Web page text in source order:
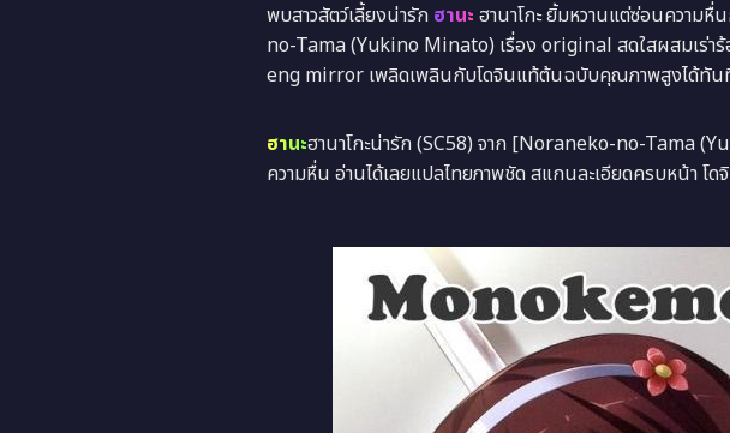
พบสาวสัตว์เลี้ยงน่ารัก ฮานะ ฮานาโกะ ยิ้มหวานแต่ซ่อนความ
no-Tama (Yukino Minato) เรื่อง original สดใสผสมเร่า
eng mirror เพลิดเพลินกับโดจินแท้ต้นฉบับคุณภาพสูงได้ทัน
ฮานะฮานาโกะน่ารัก (SC58) จาก [Noraneko-no-Tama
ความหื่น อ่านได้เลยแปลไทยภาพชัด สแกนละเอียดครบหน้า